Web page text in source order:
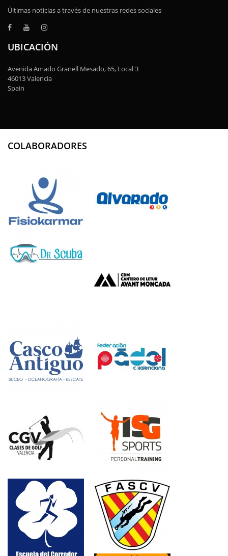
Últimas noticias a través de nuestras redes sociales
UBICACIÓN
Avenida Amado Granell Mesado, 65, Local 3
46013 Valencia
Spain
COLABORADORES